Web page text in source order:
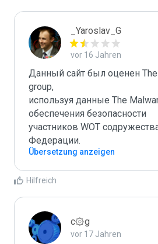
_Yaroslav_G
vor 16 Jahren
Данный сайт был оценен
group,
используя данные The
обеспечения безопасности
участников WOT
Федерации.
Übersetzung anzeigen
Hilfreich
c۞g
vor 17 Jahren